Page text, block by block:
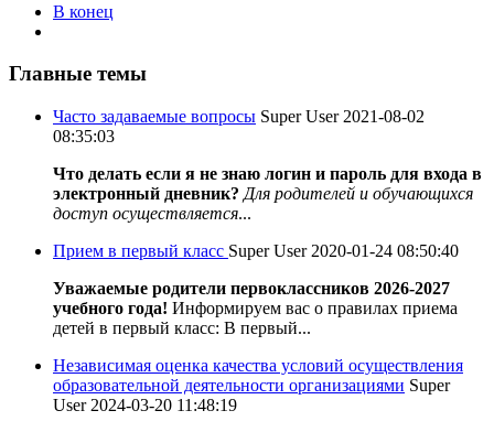
В конец
Главные темы
Часто задаваемые вопросы Super User 2021-08-02
08:35:03
Что делать если я не знаю логин и пароль для входа в
электронный дневник? Для родителей и обучающихся
доступ осуществляется...
Прием в первый класс Super User 2020-01-24 08:50:40
Уважаемые родители первоклассников 2026-2027
учебного года! Информируем вас о правилах приема
детей в первый класс: В первый...
Независимая оценка качества условий осуществления
образовательной деятельности организациями Super
User 2024-03-20 11:48:19